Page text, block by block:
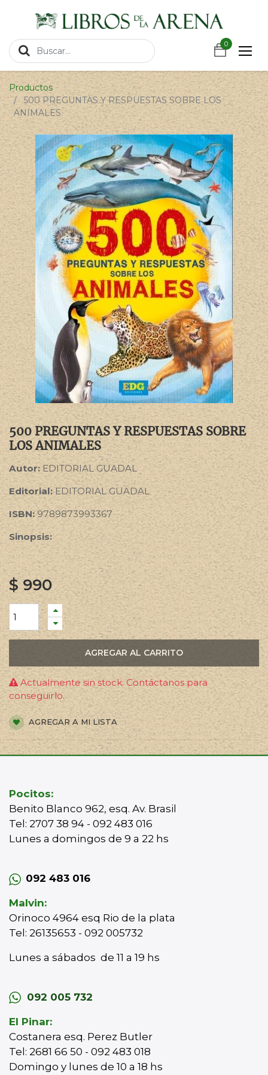
0
0
Productos
500 PREGUNTAS Y RESPUESTAS SOBRE LOS
ANIMALES
500 PREGUNTAS Y RESPUESTAS SOBRE
LOS ANIMALES
Autor: EDITORIAL GUADAL
Editorial:EDITORIAL GUADAL
ISBN:9789873993367
Sinopsis:
$990
AGREGAR AL CARRITO
Actualmente sin stock. Contáctanos para
conseguirlo.
AGREGAR A MI LISTA
Pocitos:
Benito Blanco 962, esq. Av. Brasil
Tel: 2707 38 94 - 092 483 016
Lunes a domingos de 9 a 22 hs
092 483 016
Malvin:
Orinoco 4964 esq Rio de la plata
Tel: 26135653 - 092 005732
Lunes a sábados de 11 a 19 hs
092 005 732
El Pinar:
Costanera esq. Perez Butler
Tel: 2681 66 50 - 092 483 018
Domingo y lunes de 10 a 18 hs